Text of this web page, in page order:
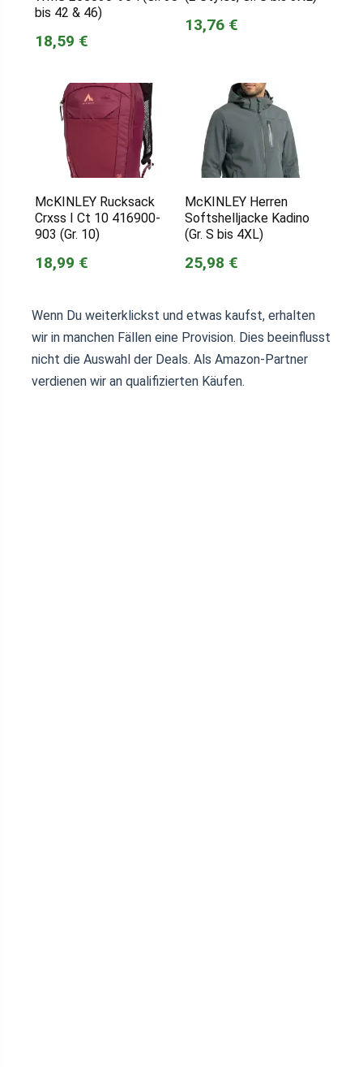
bis 42 & 46)
18,59 €
13,76 €
McKINLEY Rucksack
Crxss I Ct 10 416900-
903 (Gr. 10)
18,99 €
McKINLEY Herren
Softshelljacke Kadino
(Gr. S bis 4XL)
25,98 €
Wenn Du weiterklickst und etwas kaufst, erhalten
wir in manchen Fällen eine Provision. Dies beeinflusst
nicht die Auswahl der Deals. Als Amazon-Partner
verdienen wir an qualifizierten Käufen.